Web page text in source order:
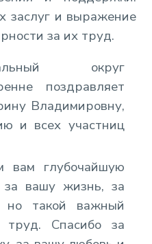
заслуг и выражение
за их труд.
округ
поздравляет
Владимировну,
и всех участниц
вам глубочайшую
за вашу жизнь, за
но такой важный
труд. Спасибо за